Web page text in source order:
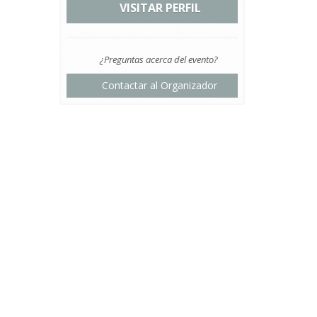
VISITAR PERFIL
¿Preguntas acerca del evento?
Contactar al Organizador